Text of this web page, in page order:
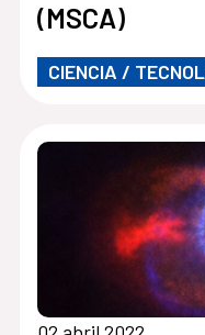
(MSCA)
CIENCIA /